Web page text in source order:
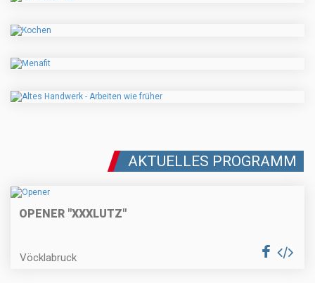
AKTUELLES PROGRAMM
OPENER "XXXLUTZ"
Vöcklabruck